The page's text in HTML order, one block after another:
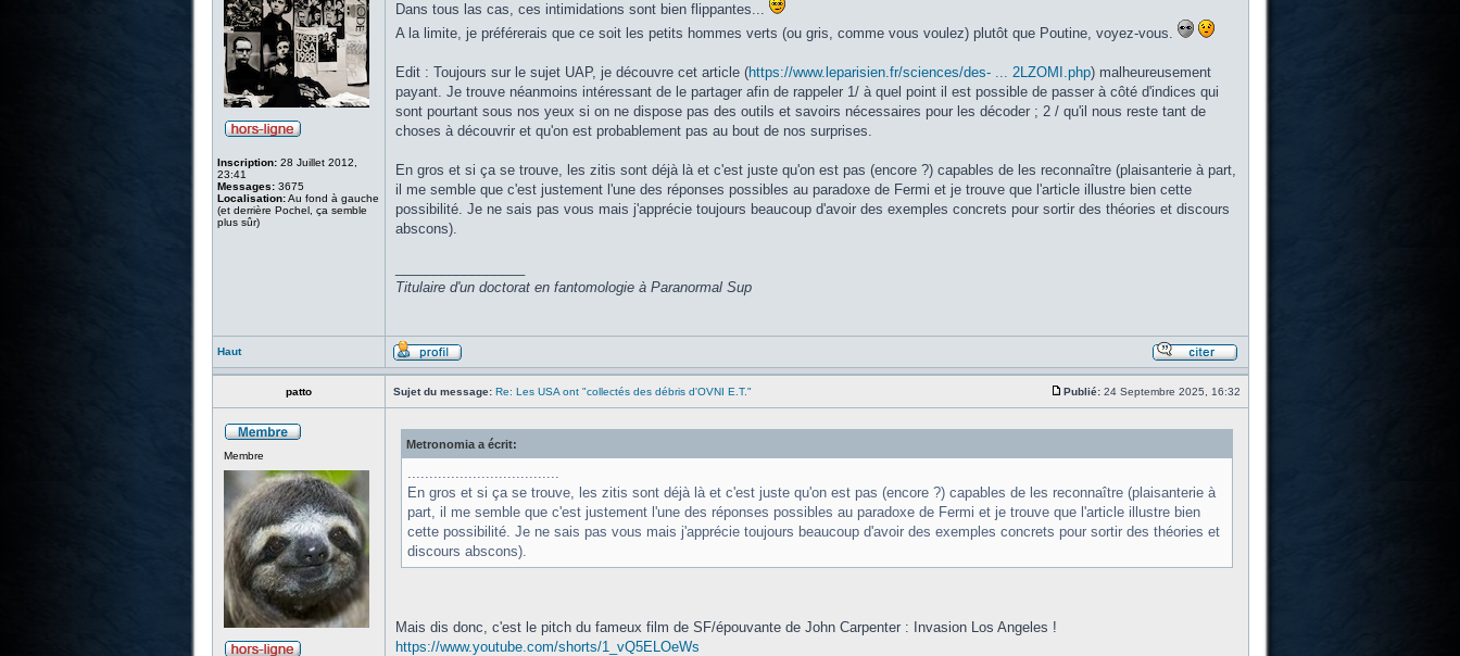
Inscription:28 Juillet 2012,
23:41
Messages:3675
Localisation:Au fond à gauche
(et derrière Pochel, ça semble
plus sûr)
Dans tous las cas, ces intimidations sont bien flippantes...
A la limite, je préférerais que ce soit les petits hommes verts (ou gris, comme vous voulez) plutôt que Poutine, voyez-vous.
Edit : Toujours sur le sujet UAP, je découvre cet article (https://www.leparisien.fr/sciences/des- ... 2LZOMI.php) malheureusement
payant. Je trouve néanmoins intéressant de le partager afin de rappeler 1/ à quel point il est possible de passer à côté d'indices qui
sont pourtant sous nos yeux si on ne dispose pas des outils et savoirs nécessaires pour les décoder ; 2 / qu'il nous reste tant de
choses à découvrir et qu'on est probablement pas au bout de nos surprises.
En gros et si ça se trouve, les zitis sont déjà là et c'est juste qu'on est pas (encore ?) capables de les reconnaître (plaisanterie à part,
il me semble que c'est justement l'une des réponses possibles au paradoxe de Fermi et je trouve que l'article illustre bien cette
possibilité. Je ne sais pas vous mais j'apprécie toujours beaucoup d'avoir des exemples concrets pour sortir des théories et discours
abscons).
Titulaire d'un doctorat en fantomologie à Paranormal Sup
Haut
patto Sujet du message: Re: Les USA ont "collectés des débris d'OVNI E.T." Publié:24 Septembre 2025, 16:32
Membre
Metronomia a écrit:
...................................
En gros et si ça se trouve, les zitis sont déjà là et c'est juste qu'on est pas (encore ?) capables de les reconnaître (plaisanterie à
part, il me semble que c'est justement l'une des réponses possibles au paradoxe de Fermi et je trouve que l'article illustre bien
cette possibilité. Je ne sais pas vous mais j'apprécie toujours beaucoup d'avoir des exemples concrets pour sortir des théories et
discours abscons).
Mais dis donc, c'est le pitch du fameux film de SF/épouvante de John Carpenter : Invasion Los Angeles !
https://www.youtube.com/shorts/1_vQ5ELOeWs